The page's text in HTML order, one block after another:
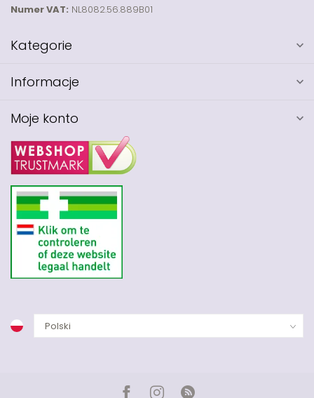
Numer VAT: NL8082.56.889B01
Kategorie
Informacje
Moje konto